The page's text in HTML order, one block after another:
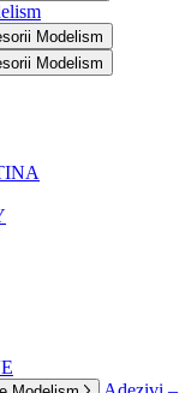
Modelism
Modelism